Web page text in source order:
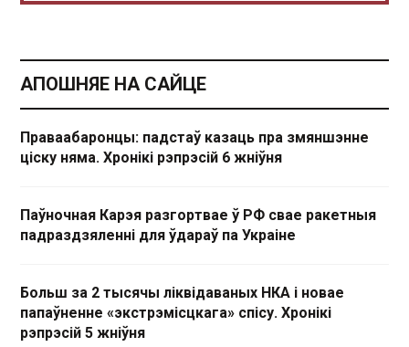
АПОШНЯЕ НА САЙЦЕ
Праваабаронцы: падстаў казаць пра змяншэнне
ціску няма. Хронікі рэпрэсій 6 жніўня
Паўночная Карэя разгортвае ў РФ свае ракетныя
падраздзяленні для ўдараў па Украіне
Больш за 2 тысячы ліквідаваных НКА і новае
папаўненне «экстрэмісцкага» спісу. Хронікі
рэпрэсій 5 жніўня